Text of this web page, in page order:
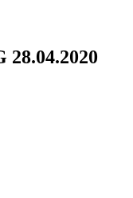
28.04.2020